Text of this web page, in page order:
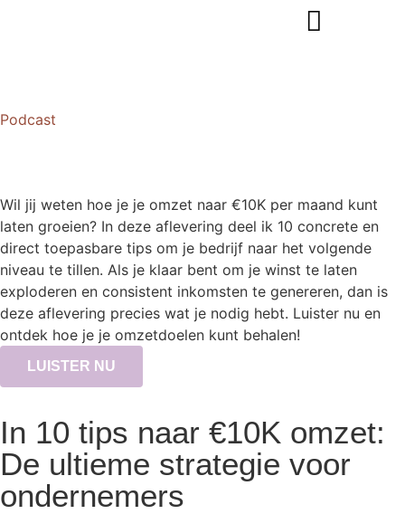
Podcast
Wil jij weten hoe je je omzet naar €10K per maand kunt
laten groeien? In deze aflevering deel ik 10 concrete en
direct toepasbare tips om je bedrijf naar het volgende
niveau te tillen. Als je klaar bent om je winst te laten
exploderen en consistent inkomsten te genereren, dan is
deze aflevering precies wat je nodig hebt. Luister nu en
ontdek hoe je je omzetdoelen kunt behalen!
LUISTER NU
In 10 tips naar €10K omzet:
De ultieme strategie voor
ondernemers